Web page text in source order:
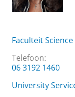
Faculteit
Telefoon:
06 3192 1460
University